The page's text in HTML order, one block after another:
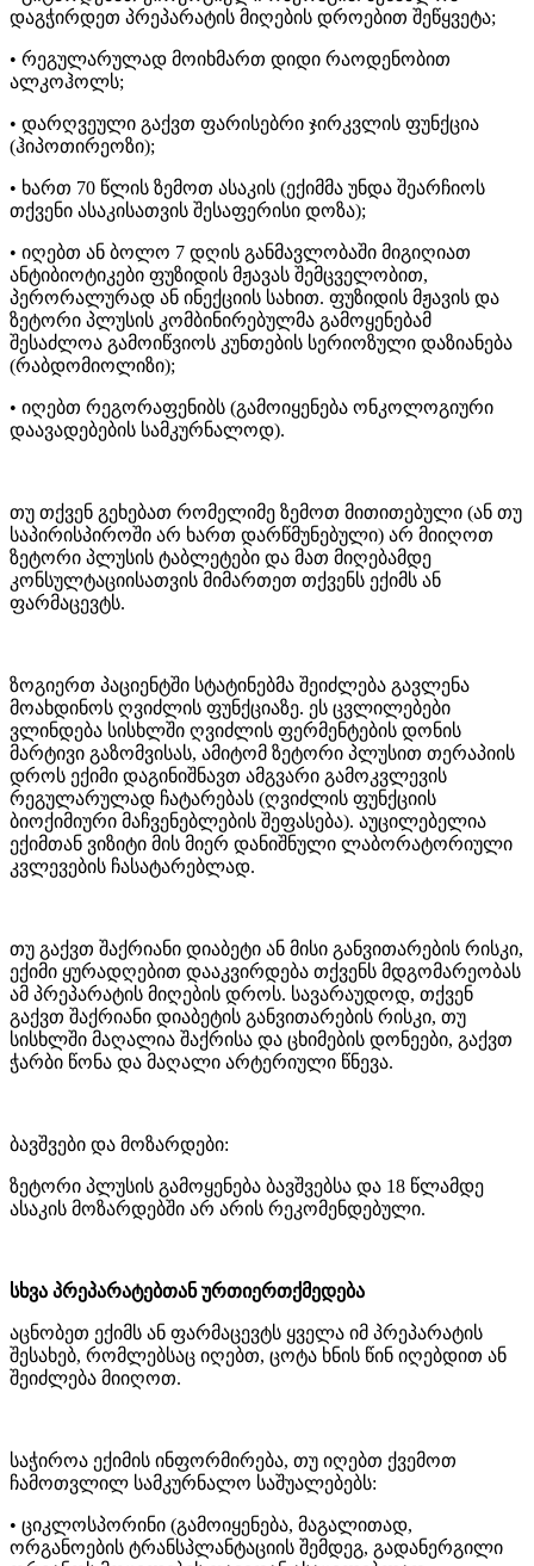
დაგჭირდეთ პრეპარატის მიღების დროებით შეწყვეტა;
• რეგულარულად მოიხმართ დიდი რაოდენობით
ალკოჰოლს;
• დარღვეული გაქვთ ფარისებრი ჯირკვლის ფუნქცია
(ჰიპოთირეოზი);
• ხართ 70 წლის ზემოთ ასაკის (ექიმმა უნდა შეარჩიოს
თქვენი ასაკისათვის შესაფერისი დოზა);
• იღებთ ან ბოლო 7 დღის განმავლობაში მიგიღიათ
ანტიბიოტიკები ფუზიდის მჟავას შემცველობით,
პერორალურად ან ინექციის სახით. ფუზიდის მჟავის და
ზეტორი პლუსის კომბინირებულმა გამოყენებამ
შესაძლოა გამოიწვიოს კუნთების სერიოზული დაზიანება
(რაბდომიოლიზი);
• იღებთ რეგორაფენიბს (გამოიყენება ონკოლოგიური
დაავადებების სამკურნალოდ).
თუ თქვენ გეხებათ რომელიმე ზემოთ მითითებული (ან თუ
საპირისპიროში არ ხართ დარწმუნებული) არ მიიღოთ
ზეტორი პლუსის ტაბლეტები და მათ მიღებამდე
კონსულტაციისათვის მიმართეთ თქვენს ექიმს ან
ფარმაცევტს.
ზოგიერთ პაციენტში სტატინებმა შეიძლება გავლენა
მოახდინოს ღვიძლის ფუნქციაზე. ეს ცვლილებები
ვლინდება სისხლში ღვიძლის ფერმენტების დონის
მარტივი გაზომვისას, ამიტომ ზეტორი პლუსით თერაპიის
დროს ექიმი დაგინიშნავთ ამგვარი გამოკვლევის
რეგულარულად ჩატარებას (ღვიძლის ფუნქციის
ბიოქიმიური მაჩვენებლების შეფასება). აუცილებელია
ექიმთან ვიზიტი მის მიერ დანიშნული ლაბორატორიული
კვლევების ჩასატარებლად.
თუ გაქვთ შაქრიანი დიაბეტი ან მისი განვითარების რისკი,
ექიმი ყურადღებით დააკვირდება თქვენს მდგომარეობას
ამ პრეპარატის მიღების დროს. სავარაუდოდ, თქვენ
გაქვთ შაქრიანი დიაბეტის განვითარების რისკი, თუ
სისხლში მაღალია შაქრისა და ცხიმების დონეები, გაქვთ
ჭარბი წონა და მაღალი არტერიული წნევა.
ბავშვები და მოზარდები:
ზეტორი პლუსის გამოყენება ბავშვებსა და 18 წლამდე
ასაკის მოზარდებში არ არის რეკომენდებული.
სხვა პრეპარატებთან ურთიერთქმედება
აცნობეთ ექიმს ან ფარმაცევტს ყველა იმ პრეპარატის
შესახებ, რომლებსაც იღებთ, ცოტა ხნის წინ იღებდით ან
შეიძლება მიიღოთ.
საჭიროა ექიმის ინფორმირება, თუ იღებთ ქვემოთ
ჩამოთვლილ სამკურნალო საშუალებებს:
• ციკლოსპორინი (გამოიყენება, მაგალითად,
ორგანოების ტრანსპლანტაციის შემდეგ, გადანერგილი